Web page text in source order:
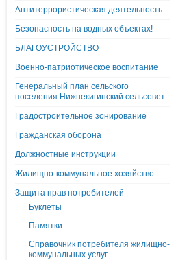
Антитеррористическая деятельность
Безопасность на водных объектах!
БЛАГОУСТРОЙСТВО
Военно-патриотическое воспитание
Генеральный план сельского
поселения Нижнекигинский сельсовет
Градостроительное зонирование
Гражданская оборона
Должностные инструкции
Жилищно-коммунальное хозяйство
Защита прав потребителей
Буклеты
Памятки
Справочник потребителя жилищно-
коммунальных услуг